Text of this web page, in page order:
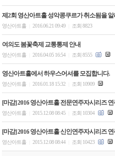
제2회 영산아트홀 성악콩쿠르가 취소됨을 알
영산아트홀 2016.06.21 09:49 조회 8823
여의도 봄꽃축제 교통통제 안내
영산아트홀 2016.04.05 16:54 조회 8555
영산아트홀에서 하우스어셔를 모집합니다.
영산아트홀 2016.01.18 15:32 조회 10909
[마감] 2016 영산아트홀 전문연주자시리즈
영산아트홀 2015.12.08 08:45 조회 10304
[마감] 2016 영산아트홀 신인연주자시리즈
영산아트홀 2015.12.08 08:44 조회 10423